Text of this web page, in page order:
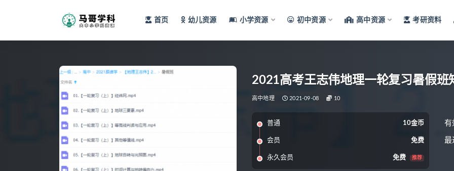
首页 幼儿资源 小学资源 初中资源 高中资源 考研资料
2021高考王志伟地理一轮复习暑假班
高中地理 2021-09-08 10
普通 10金币
会员 免费
永久会员 免费 推荐
有
最